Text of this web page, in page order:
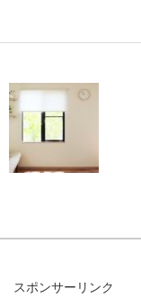
スポンサーリンク